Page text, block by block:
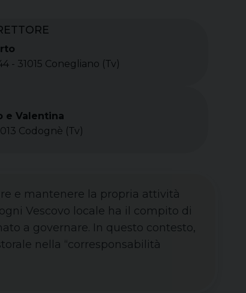
- 31015 Conegliano (Tv)
e Valentina
Codognè (Tv)
e mantenere la propria attività
Vescovo locale ha il compito di
a governare. In questo contesto,
nella “corresponsabilità